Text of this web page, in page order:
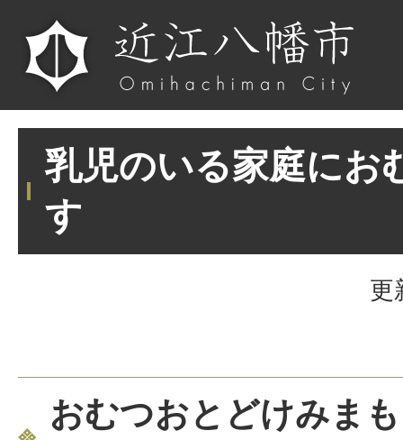
乳児のいる家庭にお
す
更
おむつおとどけみま